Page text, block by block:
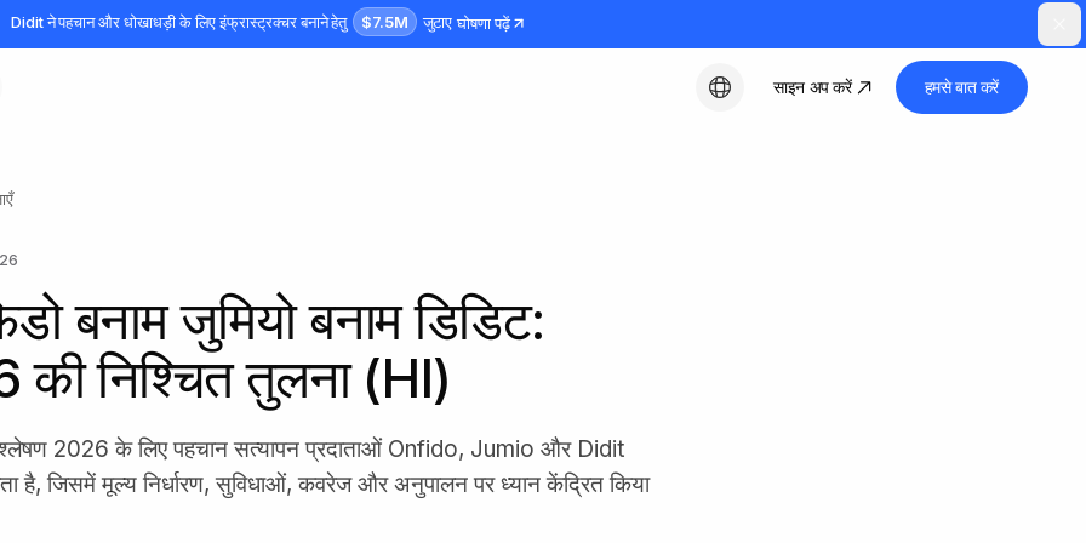
Didit ने पहचान और धोखाधड़ी के लिए इंफ्रास्ट्रक्चर बनाने हेतु $7.5M जुटाए घोषणा पढ़ें
हिन्दी
साइन अप करें हमसे बात करें
बनाम जुमियो बनाम डिडिट:
की निश्चित तुलना (HI)
2026 के लिए पहचान सत्यापन प्रदाताओं Onfido, Jumio और Didit
है, जिसमें मूल्य निर्धारण, सुविधाओं, कवरेज और अनुपालन पर ध्यान केंद्रित किया